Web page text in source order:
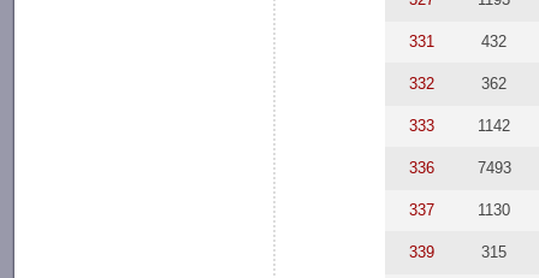
331 432
332 362
333 1142
336 7493
337 1130
339 315